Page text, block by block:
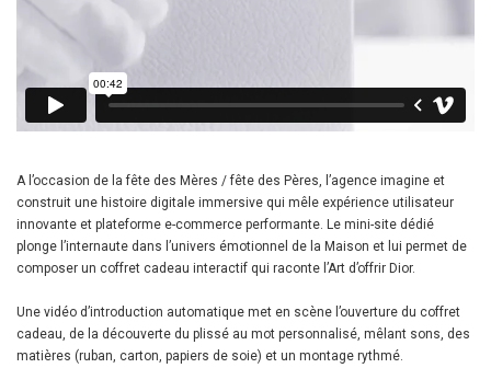
A l’occasion de la fête des Mères / fête des Pères, l’agence imagine et
construit une histoire digitale immersive qui mêle expérience utilisateur
innovante et plateforme e-commerce performante. Le mini-site dédié
plonge l’internaute dans l’univers émotionnel de la Maison et lui permet de
composer un coffret cadeau interactif qui raconte l’Art d’offrir Dior.
Une vidéo d’introduction automatique met en scène l’ouverture du coffret
cadeau, de la découverte du plissé au mot personnalisé, mêlant sons, des
matières (ruban, carton, papiers de soie) et un montage rythmé.